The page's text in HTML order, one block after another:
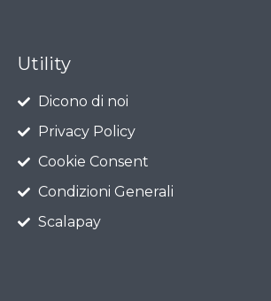
Utility
Dicono di noi
Privacy Policy
Cookie Consent
Condizioni Generali
Scalapay